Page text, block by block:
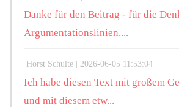
Danke für den Beitrag - für die
Argumentationslinien,...
Horst Schulte | 2026-06-05 11:53:04
Ich habe diesen Text mit großem
und mit diesem etw...